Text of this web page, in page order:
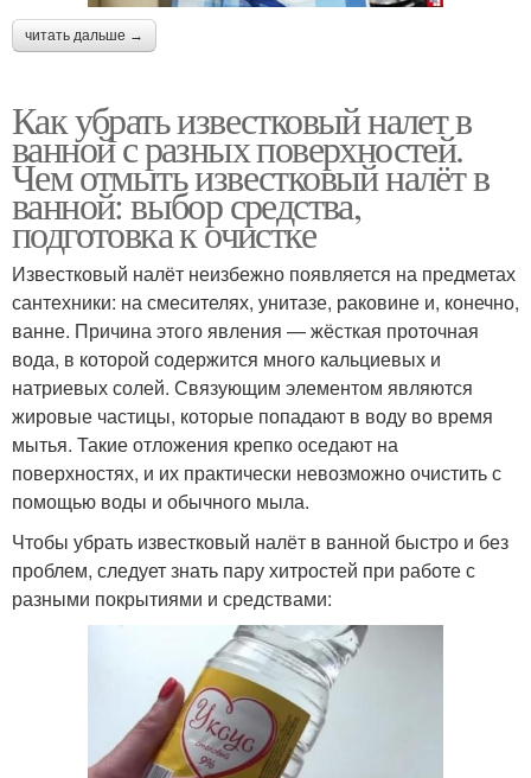
читать дальше →
Как убрать известковый налет в
ванной с разных поверхностей.
Чем отмыть известковый налёт в
ванной: выбор средства,
подготовка к очистке
Известковый налёт неизбежно появляется на предметах
сантехники: на смесителях, унитазе, раковине и, конечно,
ванне. Причина этого явления — жёсткая проточная
вода, в которой содержится много кальциевых и
натриевых солей. Связующим элементом являются
жировые частицы, которые попадают в воду во время
мытья. Такие отложения крепко оседают на
поверхностях, и их практически невозможно очистить с
помощью воды и обычного мыла.
Чтобы убрать известковый налёт в ванной быстро и без
проблем, следует знать пару хитростей при работе с
разными покрытиями и средствами: